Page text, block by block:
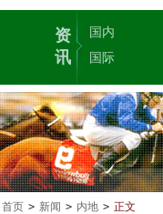
资
讯
国内
国际
首页 > 新闻 > 内地 > 正文